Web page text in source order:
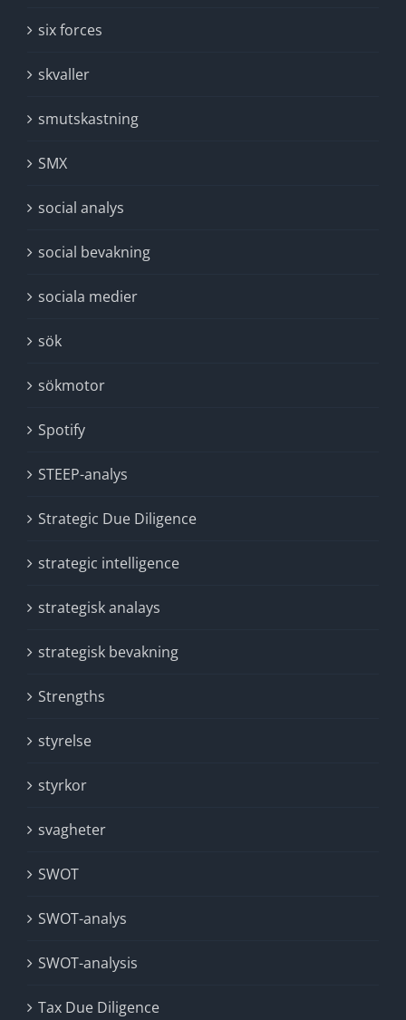
six forces
skvaller
smutskastning
SMX
social analys
social bevakning
sociala medier
sök
sökmotor
Spotify
STEEP-analys
Strategic Due Diligence
strategic intelligence
strategisk analays
strategisk bevakning
Strengths
styrelse
styrkor
svagheter
SWOT
SWOT-analys
SWOT-analysis
Tax Due Diligence